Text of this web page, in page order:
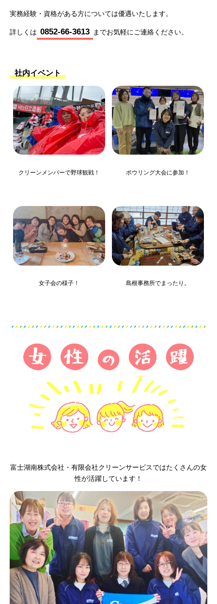
実務経験・資格がある方については優遇いたします。
詳しくは 0852-66-3613 までお気軽にご連絡ください。
社内イベント
クリーンメンバーで野球観戦！ ボウリング大会に参加！
女子会の様子！ 島根事務所でまったり。
富士湖南株式会社・有限会社クリーンサービスではたくさんの女
性が活躍しています！